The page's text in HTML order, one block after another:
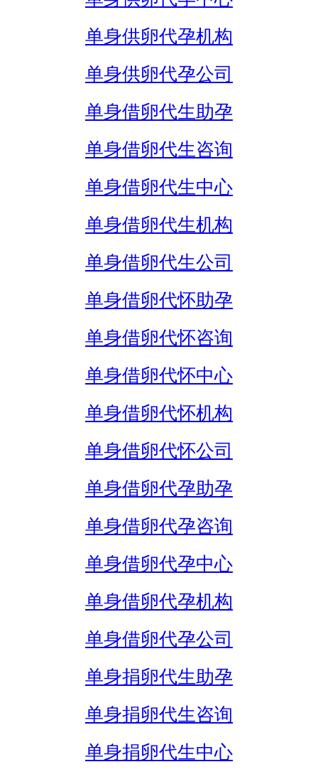
单身供卵代孕机构
单身供卵代孕公司
单身借卵代生助孕
单身借卵代生咨询
单身借卵代生中心
单身借卵代生机构
单身借卵代生公司
单身借卵代怀助孕
单身借卵代怀咨询
单身借卵代怀中心
单身借卵代怀机构
单身借卵代怀公司
单身借卵代孕助孕
单身借卵代孕咨询
单身借卵代孕中心
单身借卵代孕机构
单身借卵代孕公司
单身捐卵代生助孕
单身捐卵代生咨询
单身捐卵代生中心